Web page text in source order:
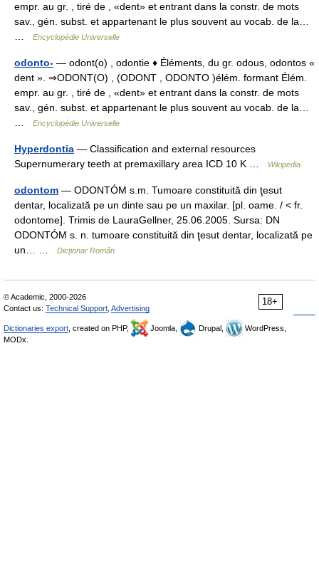
empr. au gr. , tiré de , «dent» et entrant dans la constr. de mots
sav., gén. subst. et appartenant le plus souvent au vocab. de la…
Encyclopédie Universelle
odonto- — odont(o) , odontie ♦ Éléments, du gr. odous, odontos «
dent ». ⇒ODONT(O) , (ODONT , ODONTO )élém. formant Élém.
empr. au gr. , tiré de , «dent» et entrant dans la constr. de mots
sav., gén. subst. et appartenant le plus souvent au vocab. de la…
Encyclopédie Universelle
Hyperdontia — Classification and external resources
Supernumerary teeth at premaxillary area ICD 10 K …
Wikipedia
odontom — ODONTÓM s.m. Tumoare constituită din ţesut
dentar, localizată pe un dinte sau pe un maxilar. [pl. oame. / < fr.
odontome]. Trimis de LauraGellner, 25.06.2005. Sursa: DN
ODONTÓM s. n. tumoare constituită din ţesut dentar, localizată pe
un… …
Dicționar Român
18+
© Academic, 2000-2026
Contact us: Technical Support Advertising
Dictionaries export , created on PHP, Joomla, Drupal,
WordPress,
MODx.